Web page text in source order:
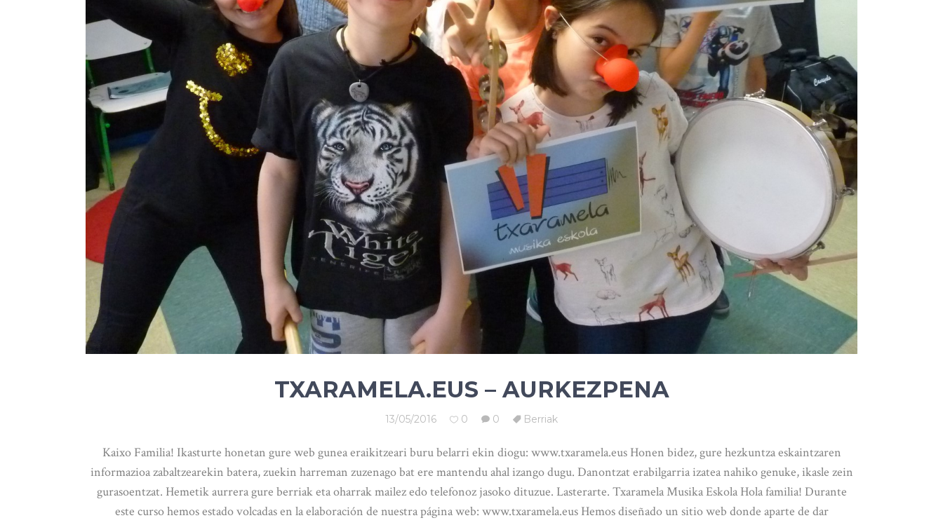
TXARAMELA.EUS – AURKEZPENA
13/05/2016 0 0 Berriak
Kaixo Familia! Ikasturte honetan gure web gunea eraikitzeari buru belarri ekin diogu: www.txaramela.eus Honen bidez, gure hezkuntza eskaintzaren
informazioa zabaltzearekin batera, zuekin harreman zuzenago bat ere mantendu ahal izango dugu. Danontzat erabilgarria izatea nahiko genuke, ikasle zein
gurasoentzat. Hemetik aurrera gure berriak eta oharrak mailez edo telefonoz jasoko dituzue. Lasterarte. Txaramela Musika Eskola Hola familia! Durante
este curso hemos estado volcadas en la elaboración de nuestra página web: www.txaramela.eus Hemos diseñado un sitio web donde aparte de dar